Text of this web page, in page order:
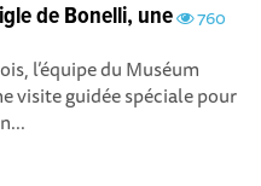
760
de Bonelli, une
l’équipe du Muséum
visite guidée spéciale pour